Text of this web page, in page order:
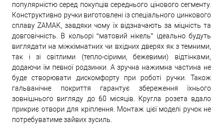
популярністю серед покупців середнього цінового сегменту.
Конструктивно ручки виготовлені із спеціального цинкового
сплаву ZAMAK, завдяки чому їх відзначають за міцність та
довговічність. В кольорі “матовий нікель” ідеально будуть
виглядати на міжкімнатних чи вхідних дверях як з темними,
так і зі світлими (тепло-сірими, бежевими) відтінками,
додаючи їм певної родзинки. А зручна нажимна частина не
буде створювати дискомфорту при роботі ручки. Також
гальванічне покриття гарантує збереження їхнього
зовнішнього вигляду до 60 місяців. Кругла розета вдало
прикриє отвори для кріплення. Монтаж цієї моделі ручок не
потребуватиме зайвих зусиль.